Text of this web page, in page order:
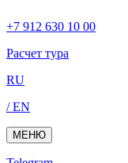
+7 912 630 10 00
Расчет тура
RU
/ EN
МЕНЮ